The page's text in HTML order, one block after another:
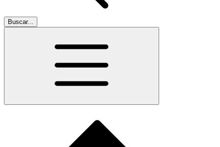
Buscar...